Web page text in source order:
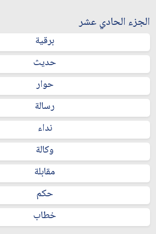
الجزء الحادي عشر
برقية
حديث
حوار
رسالة
نداء
وكالة
مقابلة
حكم
خطاب